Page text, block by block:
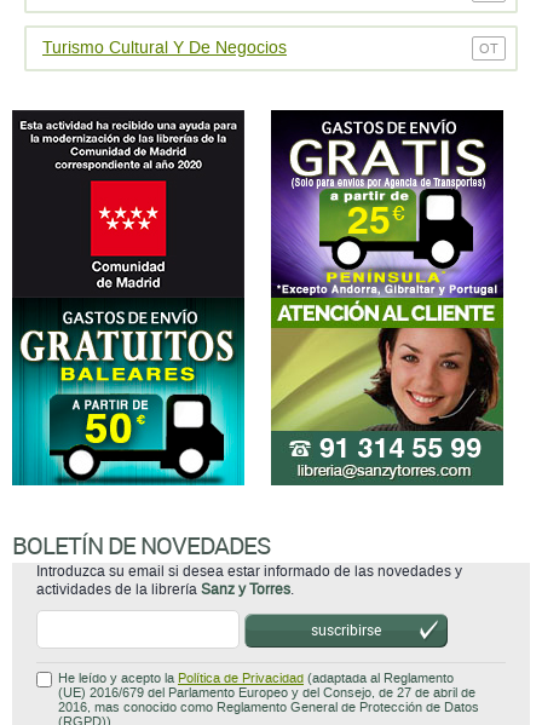
Turismo Cultural Y De Negocios OT
BOLETÍN DE NOVEDADES
Introduzca su email si desea estar informado de las novedades y
actividades de la librería Sanz y Torres.
suscribirse
He leído y acepto la Política de Privacidad (adaptada al Reglamento
(UE) 2016/679 del Parlamento Europeo y del Consejo, de 27 de abril de
2016, mas conocido como Reglamento General de Protección de Datos